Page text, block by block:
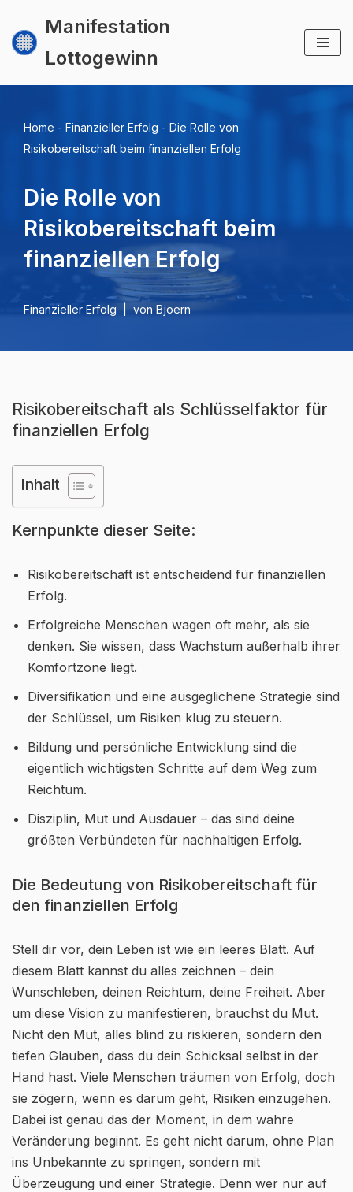
Zum
springen
Manifestation
Lottogewinn
Home - Finanzieller Erfolg - Die Rolle von
Risikobereitschaft beim finanziellen Erfolg
Die Rolle von
Risikobereitschaft beim
finanziellen Erfolg
Finanzieller Erfolg von Bjoern
Risikobereitschaft als Schlüsselfaktor für
finanziellen Erfolg
Inhalt
Kernpunkte dieser Seite:
Risikobereitschaft ist entscheidend für finanziellen
Erfolg.
Erfolgreiche Menschen wagen oft mehr, als sie
denken. Sie wissen, dass Wachstum außerhalb ihrer
Komfortzone liegt.
Diversifikation und eine ausgeglichene Strategie sind
der Schlüssel, um Risiken klug zu steuern.
Bildung und persönliche Entwicklung sind die
eigentlich wichtigsten Schritte auf dem Weg zum
Reichtum.
Disziplin, Mut und Ausdauer – das sind deine
größten Verbündeten für nachhaltigen Erfolg.
Die Bedeutung von Risikobereitschaft für
den finanziellen Erfolg
Stell dir vor, dein Leben ist wie ein leeres Blatt. Auf
diesem Blatt kannst du alles zeichnen – dein
Wunschleben, deinen Reichtum, deine Freiheit. Aber
um diese Vision zu manifestieren, brauchst du Mut.
Nicht den Mut, alles blind zu riskieren, sondern den
tiefen Glauben, dass du dein Schicksal selbst in der
Hand hast. Viele Menschen träumen von Erfolg, doch
sie zögern, wenn es darum geht, Risiken einzugehen.
Dabei ist genau das der Moment, in dem wahre
Veränderung beginnt. Es geht nicht darum, ohne Plan
ins Unbekannte zu springen, sondern mit
Überzeugung und einer Strategie. Denn wer nur auf